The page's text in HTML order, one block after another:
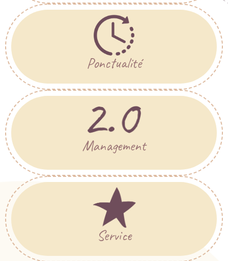
Ponctualité
Management
Service